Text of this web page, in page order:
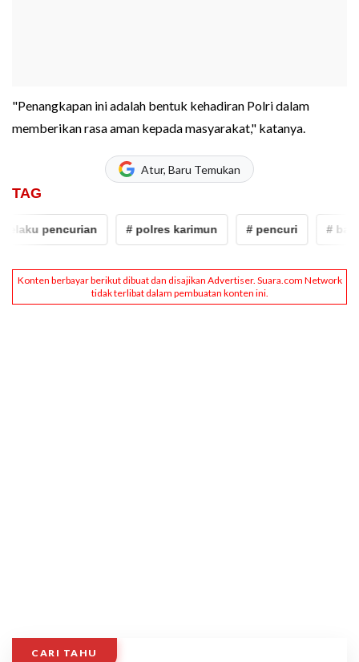
"Penangkapan ini adalah bentuk kehadiran Polri dalam
memberikan rasa aman kepada masyarakat," katanya.
Atur, Baru Temukan
TAG
pencurian # polres karimun # pencuri #
CARI TAHU